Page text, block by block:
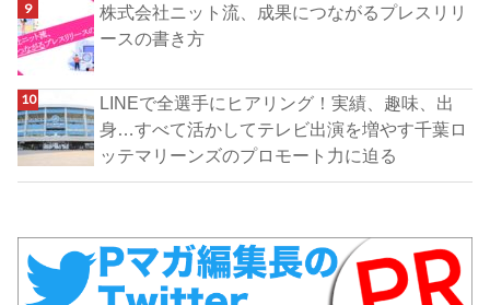
株式会社ニット流、成果につながるプレスリリ
ースの書き方
LINEで全選手にヒアリング！実績、趣味、出
身…すべて活かしてテレビ出演を増やす千葉ロ
ッテマリーンズのプロモート力に迫る